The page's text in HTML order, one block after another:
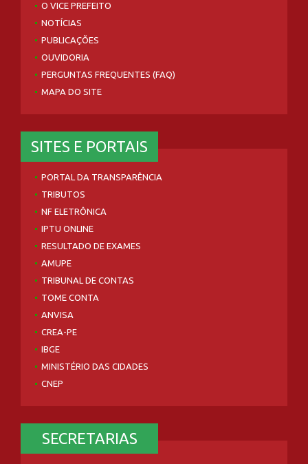
O VICE PREFEITO
NOTÍCIAS
PUBLICAÇÕES
OUVIDORIA
PERGUNTAS FREQUENTES (FAQ)
MAPA DO SITE
SITES E PORTAIS
PORTAL DA TRANSPARÊNCIA
TRIBUTOS
NF ELETRÔNICA
IPTU ONLINE
RESULTADO DE EXAMES
AMUPE
TRIBUNAL DE CONTAS
TOME CONTA
ANVISA
CREA-PE
IBGE
MINISTÉRIO DAS CIDADES
CNEP
SECRETARIAS